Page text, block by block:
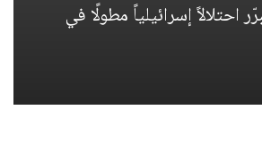
احتلالاً إسرائيلياً مطولًا في